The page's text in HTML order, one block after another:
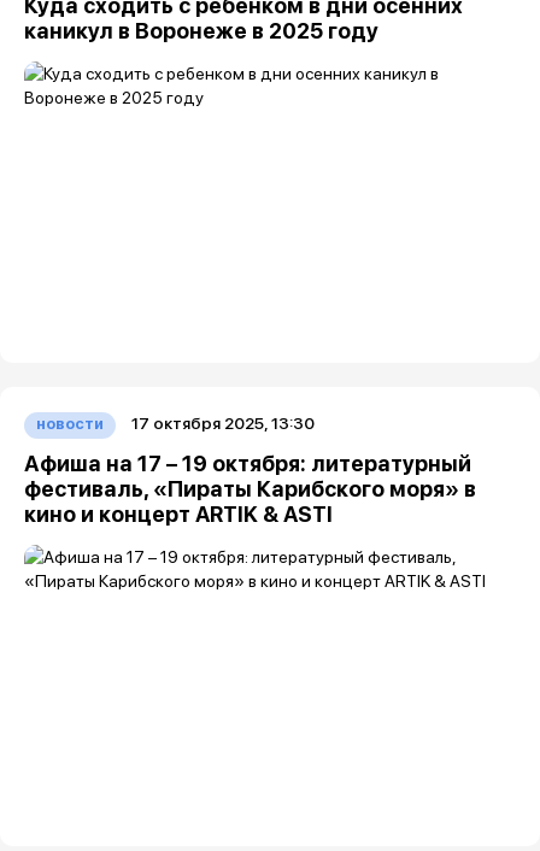
Куда сходить с ребенком в дни осенних
каникул в Воронеже в 2025 году
новости 17 октября 2025, 13:30
Афиша на 17 – 19 октября: литературный
фестиваль, «Пираты Карибского моря» в
кино и концерт ARTIK & ASTI